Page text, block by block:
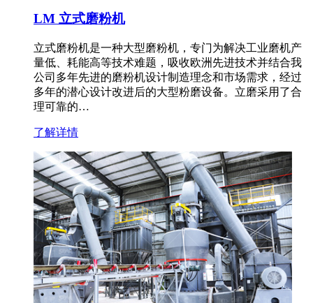
LM 立式磨粉机
立式磨粉机是一种大型磨粉机，专门为解决工业磨机产
量低、耗能高等技术难题，吸收欧洲先进技术并结合我
公司多年先进的磨粉机设计制造理念和市场需求，经过
多年的潜心设计改进后的大型粉磨设备。立磨采用了合
理可靠的…
了解详情